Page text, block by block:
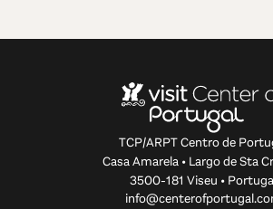
TCP/ARPT Centro de
Casa Amarela • Largo de Sta
3500-181 Viseu •